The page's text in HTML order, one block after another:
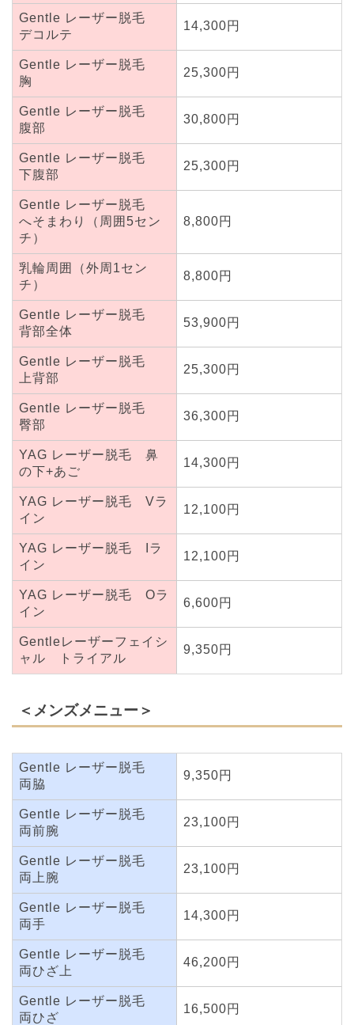
Gentle レーザー脱毛
デコルテ
14,300円
Gentle レーザー脱毛
胸
25,300円
Gentle レーザー脱毛
腹部
30,800円
Gentle レーザー脱毛
下腹部
25,300円
Gentle レーザー脱毛
へそまわり（周囲5セン
チ）
8,800円
乳輪周囲（外周1セン
チ）
8,800円
Gentle レーザー脱毛
背部全体
53,900円
Gentle レーザー脱毛
上背部
25,300円
Gentle レーザー脱毛
臀部
36,300円
YAG レーザー脱毛 鼻
の下+あご
14,300円
YAG レーザー脱毛 Vラ
イン
12,100円
YAG レーザー脱毛 Iラ
イン
12,100円
YAG レーザー脱毛 Oラ
イン
6,600円
Gentleレーザーフェイシ
ャル トライアル
9,350円
＜メンズメニュー＞
Gentle レーザー脱毛
両脇
9,350円
Gentle レーザー脱毛
両前腕
23,100円
Gentle レーザー脱毛
両上腕
23,100円
Gentle レーザー脱毛
両手
14,300円
Gentle レーザー脱毛
両ひざ上
46,200円
Gentle レーザー脱毛
両ひざ
16,500円